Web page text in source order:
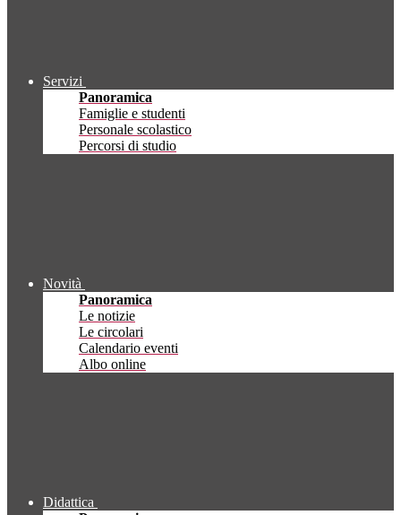
Servizi
Panoramica
Famiglie e studenti
Personale scolastico
Percorsi di studio
Novità
Panoramica
Le notizie
Le circolari
Calendario eventi
Albo online
Didattica